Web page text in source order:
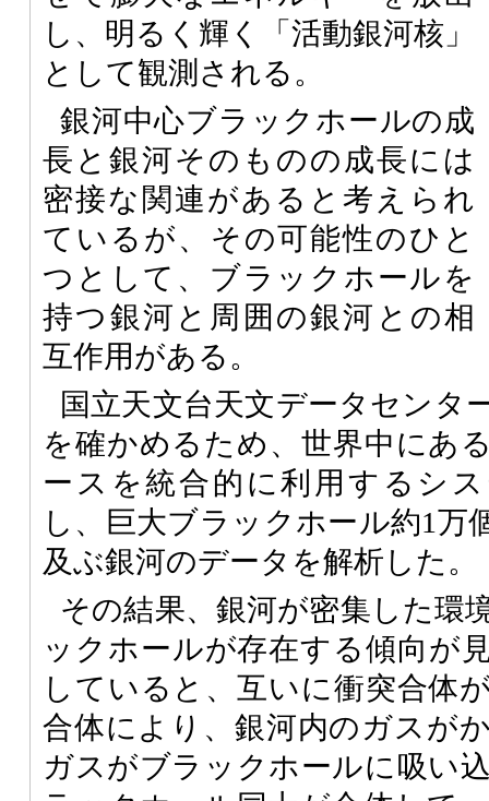
し、明るく輝く「活動銀河核」
として観測される。
銀河中心ブラックホールの成
長と銀河そのものの成長には
密接な関連があると考えられ
ているが、その可能性のひと
つとして、ブラックホールを
持つ銀河と周囲の銀河との相
互作用がある。
国立天文台天文データセンタ
を確かめるため、世界中にあ
ースを統合的に利用するシ
し、巨大ブラックホール約1万
及ぶ銀河のデータを解析した。
その結果、銀河が密集した環
ックホールが存在する傾向が
していると、互いに衝突合体
合体により、銀河内のガスが
ガスがブラックホールに吸い